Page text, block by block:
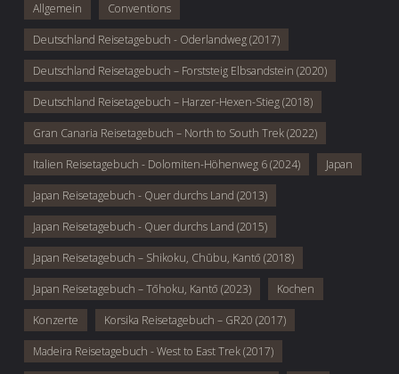
Allgemein Conventions
Deutschland Reisetagebuch - Oderlandweg (2017)
Deutschland Reisetagebuch – Forststeig Elbsandstein (2020)
Deutschland Reisetagebuch – Harzer-Hexen-Stieg (2018)
Gran Canaria Reisetagebuch – North to South Trek (2022)
Italien Reisetagebuch - Dolomiten-Höhenweg 6 (2024) Japan
Japan Reisetagebuch - Quer durchs Land (2013)
Japan Reisetagebuch - Quer durchs Land (2015)
Japan Reisetagebuch – Shikoku, Chūbu, Kantō (2018)
Japan Reisetagebuch – Tōhoku, Kantō (2023) Kochen
Konzerte Korsika Reisetagebuch – GR20 (2017)
Madeira Reisetagebuch - West to East Trek (2017)